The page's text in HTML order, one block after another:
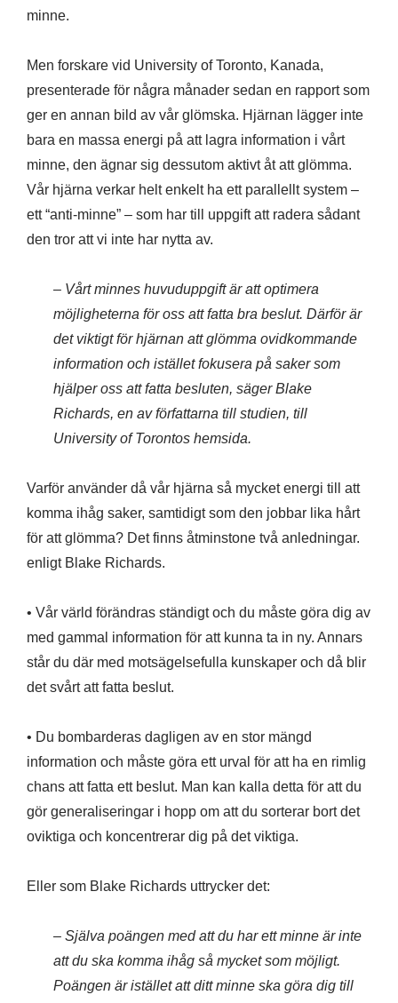
minne.
Men forskare vid University of Toronto, Kanada,
presenterade för några månader sedan en rapport som
ger en annan bild av vår glömska. Hjärnan lägger inte
bara en massa energi på att lagra information i vårt
minne, den ägnar sig dessutom aktivt åt att glömma.
Vår hjärna verkar helt enkelt ha ett parallellt system –
ett “anti-minne” – som har till uppgift att radera sådant
den tror att vi inte har nytta av.
– Vårt minnes huvuduppgift är att optimera
möjligheterna för oss att fatta bra beslut. Därför är
det viktigt för hjärnan att glömma ovidkommande
information och istället fokusera på saker som
hjälper oss att fatta besluten, säger Blake
Richards, en av författarna till studien, till
University of Torontos hemsida.
Varför använder då vår hjärna så mycket energi till att
komma ihåg saker, samtidigt som den jobbar lika hårt
för att glömma? Det finns åtminstone två anledningar.
enligt Blake Richards.
• Vår värld förändras ständigt och du måste göra dig av
med gammal information för att kunna ta in ny. Annars
står du där med motsägelsefulla kunskaper och då blir
det svårt att fatta beslut.
• Du bombarderas dagligen av en stor mängd
information och måste göra ett urval för att ha en rimlig
chans att fatta ett beslut. Man kan kalla detta för att du
gör generaliseringar i hopp om att du sorterar bort det
oviktiga och koncentrerar dig på det viktiga.
Eller som Blake Richards uttrycker det:
– Själva poängen med att du har ett minne är inte
att du ska komma ihåg så mycket som möjligt.
Poängen är istället att ditt minne ska göra dig till